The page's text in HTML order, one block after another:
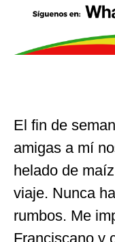
El fin de
amigas a mí
helado de
viaje. Nunca
rumbos. Me
Franciscano y